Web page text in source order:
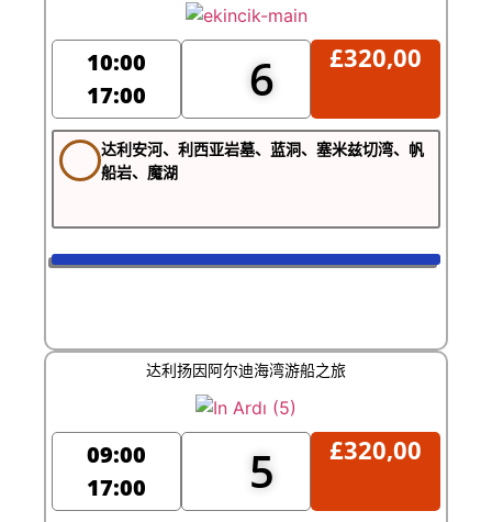
10:00
17:00
6 £320,00
达利安河、利西亚岩墓、蓝洞、塞米兹切湾、帆
船岩、魔湖
达利扬因阿尔迪海湾游船之旅
09:00
17:00
5 £320,00